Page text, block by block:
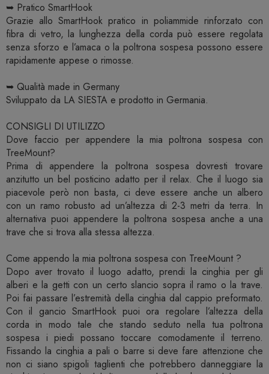
➥ Pratico SmartHook
Grazie allo SmartHook pratico in poliammide rinforzato con
fibra di vetro, la lunghezza della corda può essere regolata
senza sforzo e l’amaca o la poltrona sospesa possono essere
rapidamente appese o rimosse.
➥ Qualità made in Germany
Sviluppato da LA SIESTA e prodotto in Germania.
CONSIGLI DI UTILIZZO
Dove faccio per appendere la mia poltrona sospesa con
TreeMount?
Prima di appendere la poltrona sospesa dovresti trovare
anzitutto un bel posticino adatto per il relax. Che il luogo sia
piacevole però non basta, ci deve essere anche un albero
con un ramo robusto ad un’altezza di 2-3 metri da terra. In
alternativa puoi appendere la poltrona sospesa anche a una
trave che si trova alla stessa altezza.
Come appendo la mia poltrona sospesa con TreeMount ?
Dopo aver trovato il luogo adatto, prendi la cinghia per gli
alberi e la getti con un certo slancio sopra il ramo o la trave.
Poi fai passare l’estremità della cinghia dal cappio preformato.
Con il gancio SmartHook puoi ora regolare l’altezza della
corda in modo tale che stando seduto nella tua poltrona
sospesa i piedi possano toccare comodamente il terreno.
Fissando la cinghia a pali o barre si deve fare attenzione che
non ci siano spigoli taglienti che potrebbero danneggiare la